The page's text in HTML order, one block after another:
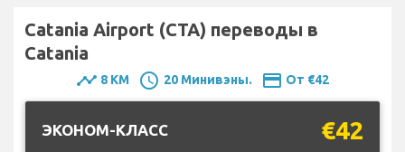
Catania Airport (CTA) переводы в
Catania
timeline 8 KM schedule 20 Минивэны. payment От €42
ЭКОНОМ-КЛАСС €42